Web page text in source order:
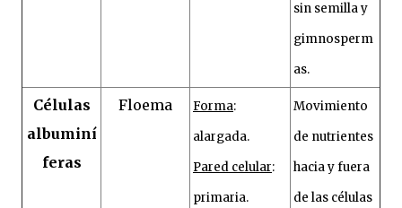
sin semilla y
gimnosperm
as.
Células
albuminí
feras
Floema Forma:
alargada.
Pared celular:
primaria.
Movimiento
de nutrientes
hacia y fuera
de las células